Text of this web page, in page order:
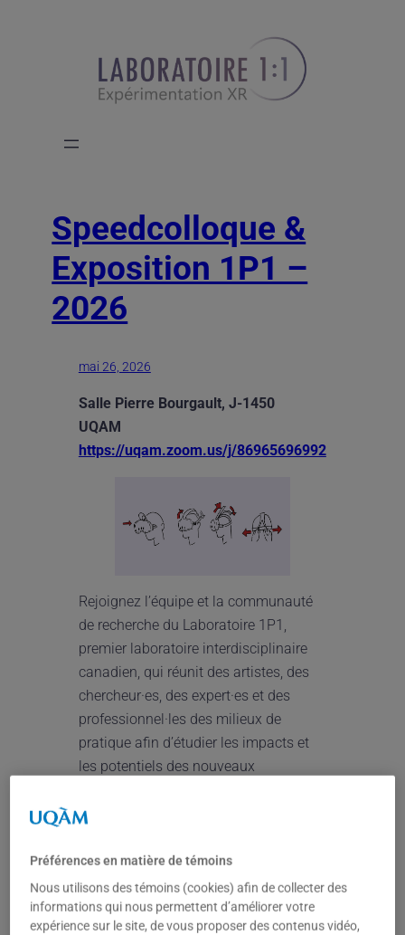
Speedcolloque &
Exposition 1P1 –
2026
mai 26, 2026
Salle Pierre Bourgault, J-1450
UQAM
https://uqam.zoom.us/j/86965696992
Rejoignez l’équipe et la communauté
de recherche du Laboratoire 1P1,
premier laboratoire interdisciplinaire
canadien, qui réunit des artistes, des
chercheur·es, des expert·es et des
professionnel·les des milieux de
pratique afin d’étudier les impacts et
les potentiels des nouveaux
L’événement commencera avec de
l’expérimentation libre d’œuvres de
suivie de quatre panels de
communications rapides (3-5 minutes)
Préférences en matière de témoins
Nous utilisons des témoins (cookies) afin de collecter des
informations qui nous permettent d’améliorer votre
expérience sur le site, de vous proposer des contenus vidéo,